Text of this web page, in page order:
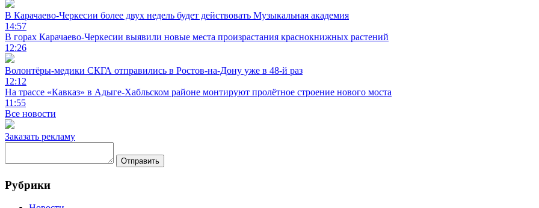
В Карачаево-Черкесии более двух недель будет действовать Музыкальная академия
14:57
В горах Карачаево-Черкесии выявили новые места произрастания краснокнижных растений
12:26
Волонтёры-медики СКГА отправились в Ростов-на-Дону уже в 48-й раз
12:12
На трассе «Кавказ» в Адыге-Хабльском районе монтируют пролётное строение нового моста
11:55
Все новости
Заказать рекламу
Отправить
Рубрики